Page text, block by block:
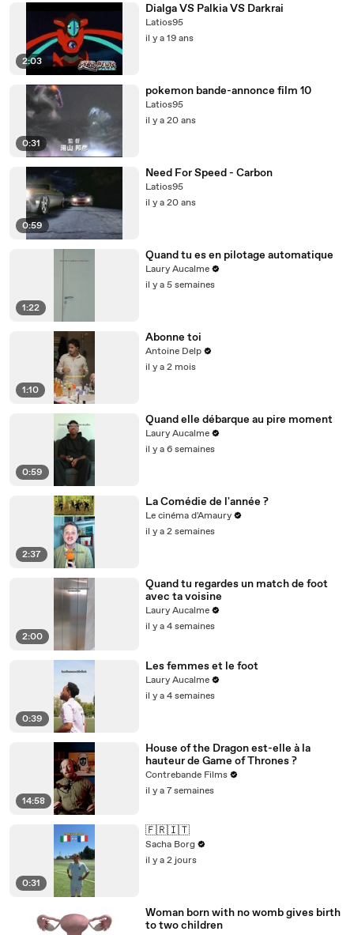
2:03
Dialga VS Palkia VS Darkrai
Latios95
il y a 19 ans
0:31
pokemon bande-annonce film 10
Latios95
il y a 20 ans
0:59
Need For Speed - Carbon
Latios95
il y a 20 ans
1:22
Quand tu es en pilotage automatique
Laury Aucalme
il y a 5 semaines
1:10
Abonne toi
Antoine Delp
il y a 2 mois
0:59
Quand elle débarque au pire moment
Laury Aucalme
il y a 6 semaines
2:37
La Comédie de l'année ?
Le cinéma d'Amaury
il y a 2 semaines
2:00
Quand tu regardes un match de foot
avec ta voisine
Laury Aucalme
il y a 4 semaines
0:39
Les femmes et le foot
Laury Aucalme
il y a 4 semaines
14:58
House of the Dragon est-elle à la
hauteur de Game of Thrones ?
Contrebande Films
il y a 7 semaines
0:31
🇫🇷🇮🇹
Sacha Borg
il y a 2 jours
Woman born with no womb gives birth
to two children